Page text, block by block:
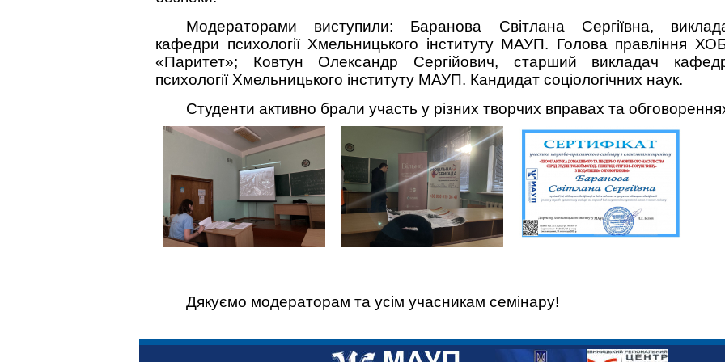
Модераторами виступили: Баранова Світлана Сергіївна,
кафедри психології Хмельницького інституту МАУП. Голова правління
«Паритет»; Ковтун Олександр Сергійович, старший викладач
психології Хмельницького інституту МАУП. Кандидат соціологічних наук.
Студенти активно брали участь у різних творчих вправах та
Дякуємо модераторам та усім учасникам семінару!